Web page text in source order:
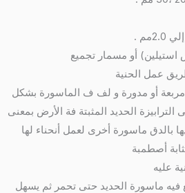
أو مدورة و لف ف الماسورة بشكل
الحديد المثبتة فة الأرض بمعنى
بالدق ماسورة أخرى لعمل أنحناء لها
أصطمبة
فيه ماسورة الحديد حتى تحمر ثم يسهل